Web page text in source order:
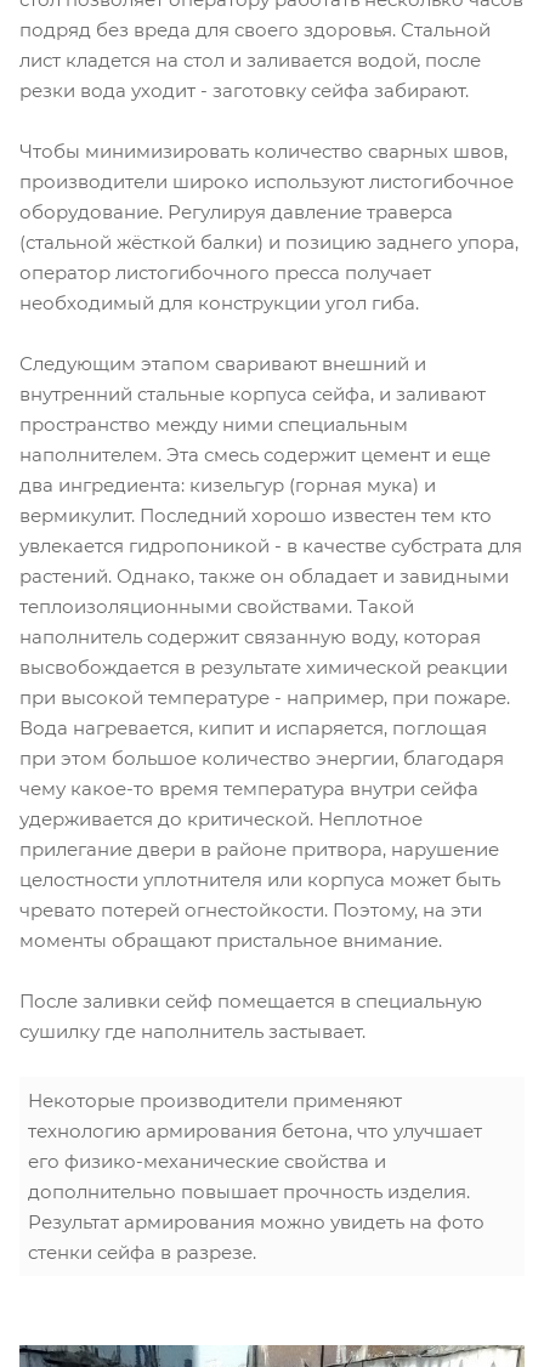
подряд без вреда для своего здоровья. Стальной
лист кладется на стол и заливается водой, после
резки вода уходит - заготовку сейфа забирают.
Чтобы минимизировать количество сварных швов,
производители широко используют листогибочное
оборудование. Регулируя давление траверса
(стальной жёсткой балки) и позицию заднего упора,
оператор листогибочного пресса получает
необходимый для конструкции угол гиба.
Следующим этапом сваривают внешний и
внутренний стальные корпуса сейфа, и заливают
пространство между ними специальным
наполнителем. Эта смесь содержит цемент и еще
два ингредиента: кизельгур (горная мука) и
вермикулит. Последний хорошо известен тем кто
увлекается гидропоникой - в качестве субстрата для
растений. Однако, также он обладает и завидными
теплоизоляционными свойствами. Такой
наполнитель содержит связанную воду, которая
высвобождается в результате химической реакции
при высокой температуре - например, при пожаре.
Вода нагревается, кипит и испаряется, поглощая
при этом большое количество энергии, благодаря
чему какое-то время температура внутри сейфа
удерживается до критической. Неплотное
прилегание двери в районе притвора, нарушение
целостности уплотнителя или корпуса может быть
чревато потерей огнестойкости. Поэтому, на эти
моменты обращают пристальное внимание.
После заливки сейф помещается в специальную
сушилку где наполнитель застывает.
Некоторые производители применяют
технологию армирования бетона, что улучшает
его физико-механические свойства и
дополнительно повышает прочность изделия.
Результат армирования можно увидеть на фото
стенки сейфа в разрезе.